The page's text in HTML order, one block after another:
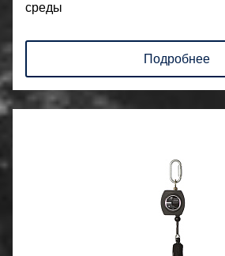
среды
Подробнее